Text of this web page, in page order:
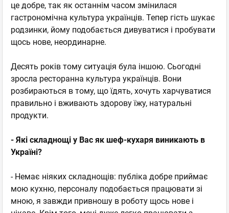
це добре, так як останнім часом змінилася
гастрономічна культура українців. Тепер гість шукає
родзинки, йому подобається дивуватися і пробувати
щось нове, неординарне.
Десять років тому ситуація була іншою. Сьогодні
зросла ресторанна культура українців. Вони
розбираються в тому, що їдять, хочуть харчуватися
правильно і вживають здорову їжу, натуральні
продукти.
- Які складнощі у Вас як шеф-кухаря виникають в
Україні?
- Немає ніяких складнощів: публіка добре приймає
мою кухню, персоналу подобається працювати зі
мною, я завжди привношу в роботу щось нове і